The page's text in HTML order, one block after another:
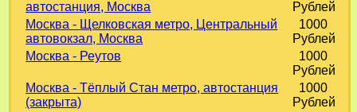
автостанция, Москва
Рублей
Москва - Щелковская метро, Центральный
автовокзал, Москва
1000
Рублей
Москва - Реутов
1000
Рублей
Москва - Тёплый Стан метро, автостанция
(закрыта)
1000
Рублей